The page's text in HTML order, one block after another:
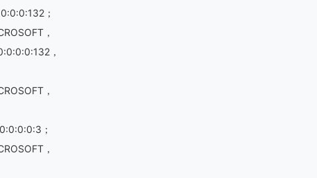
；
，
，
，
；
，